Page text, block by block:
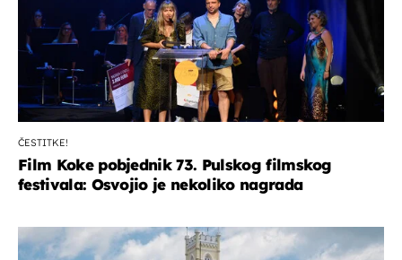
ČESTITKE!
Film Koke pobjednik 73. Pulskog filmskog
festivala: Osvojio je nekoliko nagrada